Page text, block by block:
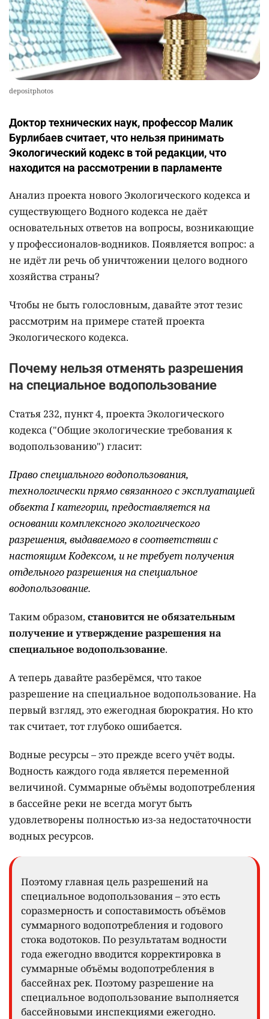
depositphotos
Доктор технических наук, профессор Малик
Бурлибаев считает, что нельзя принимать
Экологический кодекс в той редакции, что
находится на рассмотрении в парламенте
Анализ проекта нового Экологического кодекса и
существующего Водного кодекса не даёт
основательных ответов на вопросы, возникающие
у профессионалов-водников. Появляется вопрос: а
не идёт ли речь об уничтожении целого водного
хозяйства страны?
Чтобы не быть голословным, давайте этот тезис
рассмотрим на примере статей проекта
Экологического кодекса.
Почему нельзя отменять разрешения
на специальное водопользование
Статья 232, пункт 4, проекта Экологического
кодекса ("Общие экологические требования к
водопользованию") гласит:
Право специального водопользования,
технологически прямо связанного с эксплуатацией
объекта I категории, предоставляется на
основании комплексного экологического
разрешения, выдаваемого в соответствии с
настоящим Кодексом, и не требует получения
отдельного разрешения на специальное
водопользование.
Таким образом, становится не обязательным
получение и утверждение разрешения на
специальное водопользование.
А теперь давайте разберёмся, что такое
разрешение на специальное водопользование. На
первый взгляд, это ежегодная бюрократия. Но кто
так считает, тот глубоко ошибается.
Водные ресурсы – это прежде всего учёт воды.
Водность каждого года является переменной
величиной. Суммарные объёмы водопотребления
в бассейне реки не всегда могут быть
удовлетворены полностью из-за недостаточности
водных ресурсов.
Поэтому главная цель разрешений на
специальное водопользования – это есть
соразмерность и сопоставимость объёмов
суммарного водопотребления и годового
стока водотоков. По результатам водности
года ежегодно вводится корректировка в
суммарные объёмы водопотребления в
бассейнах рек. Поэтому разрешение на
специальное водопользование выполняется
бассейновыми инспекциями ежегодно.